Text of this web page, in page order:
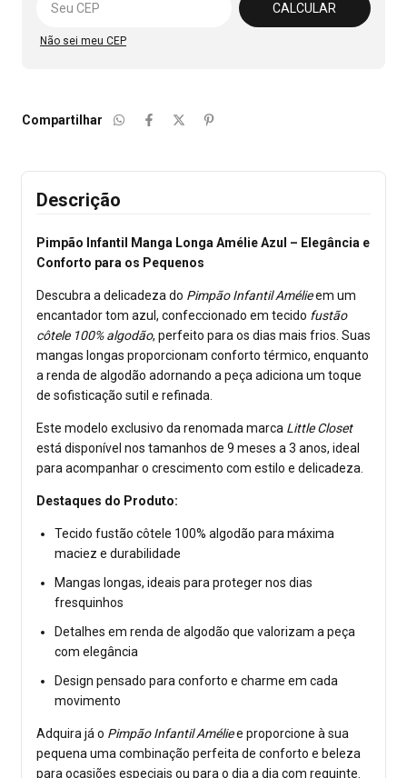
CALCULAR
Não sei meu CEP
Compartilhar
Descrição
Pimpão Infantil Manga Longa Amélie Azul – Elegância e
Conforto para os Pequenos
Descubra a delicadeza do Pimpão Infantil Amélieem um
encantador tom azul, confeccionado em tecido fustão
côtele 100% algodão, perfeito para os dias mais frios. Suas
mangas longas proporcionam conforto térmico, enquanto
a renda de algodão adornando a peça adiciona um toque
de sofisticação sutil e refinada.
Este modelo exclusivo da renomada marca Little Closet
está disponível nos tamanhos de 9 meses a 3 anos, ideal
para acompanhar o crescimento com estilo e delicadeza.
Destaques do Produto:
Tecido fustão côtele 100% algodão para máxima
maciez e durabilidade
Mangas longas, ideais para proteger nos dias
fresquinhos
Detalhes em renda de algodão que valorizam a peça
com elegância
Design pensado para conforto e charme em cada
movimento
Adquira já o Pimpão Infantil Améliee proporcione à sua
pequena uma combinação perfeita de conforto e beleza
para ocasiões especiais ou para o dia a dia com requinte.